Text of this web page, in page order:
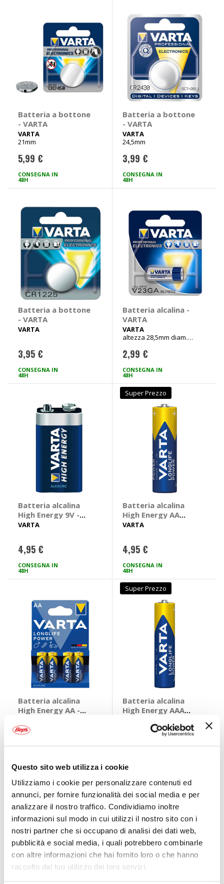
Questo sito web utilizza i cookie
Utilizziamo i cookie per personalizzare contenuti ed
annunci, per fornire funzionalità dei social media e per
analizzare il nostro traffico. Condividiamo inoltre
informazioni sul modo in cui utilizzi il nostro sito con i
nostri partner che si occupano di analisi dei dati web,
pubblicità e social media, i quali potrebbero combinarle
con altre informazioni che hai fornito loro o che hanno
raccolto dal tuo utilizzo dei loro servizi.
Batteria a bottone
- VARTA
VARTA
21mm
5,99 €
CONSEGNA IN
48H
Batteria a bottone
- VARTA
VARTA
24,5mm
3,99 €
CONSEGNA IN
48H
Batteria a bottone
- VARTA
VARTA
3,95 €
CONSEGNA IN
48H
Batteria alcalina -
VARTA
VARTA
altezza 28,5mm diam.
2,99 €
CONSEGNA IN
48H
Batteria alcalina
High Energy 9V -
VARTA
VARTA
4,95 €
CONSEGNA IN
48H
Super Prezzo
Batteria alcalina
High Energy AA
Megapack - VARTA
VARTA
4,95 €
CONSEGNA IN
48H
Batteria alcalina
High Energy AA -
3,95 €
48H
Super Prezzo
Batteria alcalina
High Energy AAA
4,95 €
48H
Prezzo speciale